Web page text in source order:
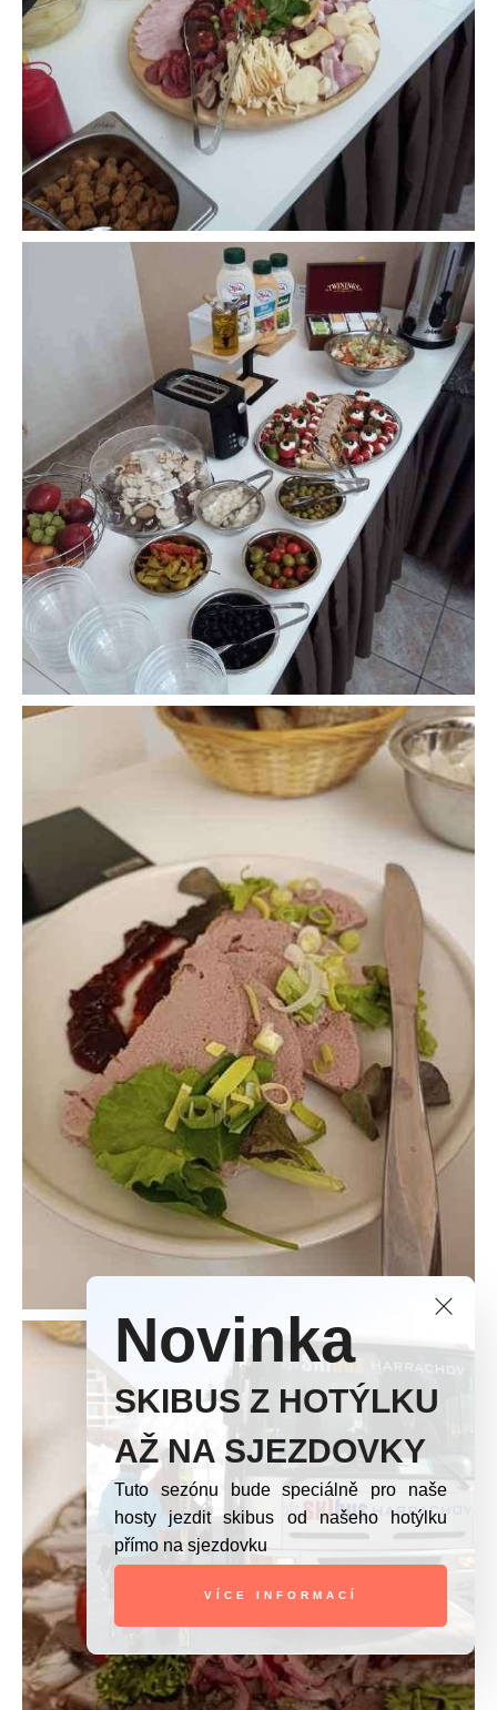
Novinka
SKIBUS Z HOTÝLKU
AŽ NA SJEZDOVKY
Tuto sezónu bude speciálně pro naše
hosty jezdit skibus od našeho hotýlku
přímo na sjezdovku
VÍCE INFORMACÍ